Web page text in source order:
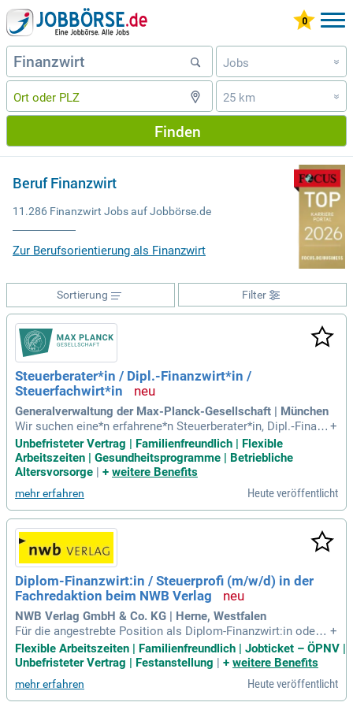
Jobs »
25 km »
Finden
Beruf Finanzwirt
11.286 Finanzwirt Jobs auf Jobbörse.de
Zur Berufsorientierung als Finanzwirt
Filter
Sortierung
Steuerberater*in / Dipl.-Finanzwirt*in /
Steuerfachwirt*in
Generalverwaltung der Max-Planck-Gesellschaft | München
Wir suchen eine*n erfahrene*n Steuerberater*in, Dipl.‑Finanz
wirt*in oder Steuerfachwirt*in (Kennziffer 65/26), um unser
Referat in wichtigen Steuerangelegenheiten zu unterstützen.
Zu Ihren Hauptaufgaben gehört die eigenverantwortliche Be
arbeitung von Lohnsteuer- und Umsatzsteuerfragen. Sie ber
aten unsere Institute sowie die Generalverwaltung in nation
alen und internationalen Steuerfragen. Zudem begleiten Sie
Lohnsteuer-Außenprüfungen und beantworten gemeinnützig
keitsrechtliche Anliegen. Auch die Gestaltung steuerlicher S
trukturen in Projekten zählt zu Ihrem Verantwortungsbereic
h. Wenn Sie in einem dynamischen Umfeld arbeiten möchte
n, freuen wir uns auf Ihre Bewerbung!
+
Unbefristeter Vertrag | Familienfreundlich | Flexible
Arbeitszeiten | Gesundheitsprogramme | Betriebliche
Altersvorsorge | + weitere Benefits
mehr erfahren Heute veröffentlicht
Diplom-Finanzwirt:in / Steuerprofi (m/w/d) in der
Fachredaktion beim NWB Verlag
NWB Verlag GmbH & Co. KG | Herne, Westfalen
Für die angestrebte Position als Diplom-Finanzwirt:in oder
WiWi/BWL mit Schwerpunkt Steuerrecht ist ein abgeschlos
senes Studium unerlässlich. Eine Ausbildung in einer Steuer
en. Fundiertes Wissen im Steuerrecht ist entscheidend, um f
achliche Prüfungen erfolgreich zu meistern. Stilsicheres, feh
+
Flexible Arbeitszeiten | Familienfreundlich | Jobticket – ÖPNV |
Unbefristeter Vertrag | Festanstellung
+ weitere Benefits
mehr erfahren Heute veröffentlicht